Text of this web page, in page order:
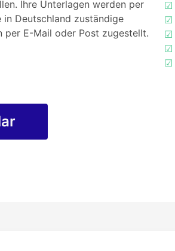
Ihre Unterlagen werden per
Deutschland zuständige
per E-Mail oder Post zugestellt.
☑
☑
☑
☑
☑